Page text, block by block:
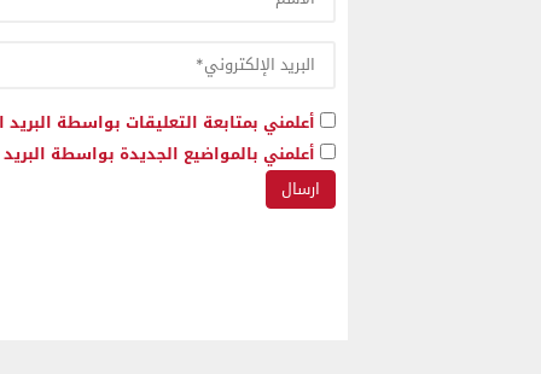
أعلمني بمتابعة التعليقات بواسطة البريد
أعلمني بالمواضيع الجديدة بواسطة البريد